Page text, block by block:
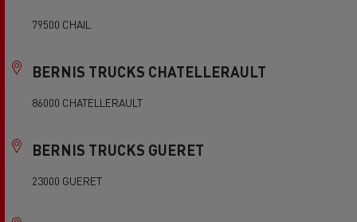
79500 CHAIL
BERNIS TRUCKS CHATELLERAULT
86000 CHATELLERAULT
BERNIS TRUCKS GUERET
23000 GUERET